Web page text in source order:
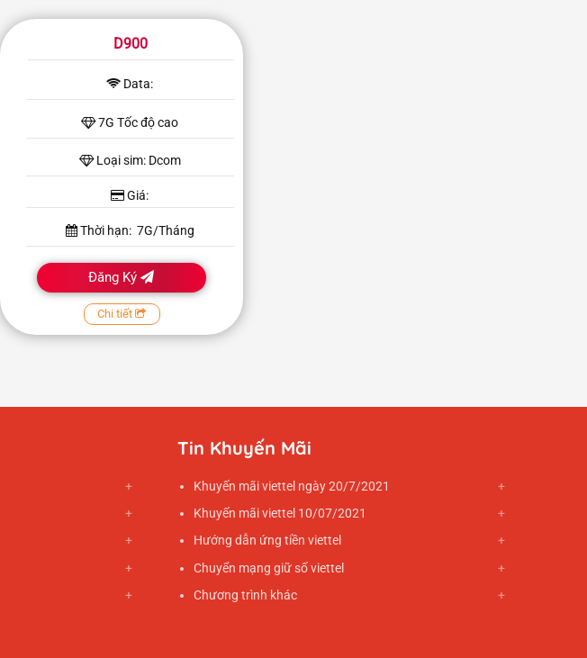
D900
Data:
7G Tốc độ cao
Loại sim: Dcom
Giá:
Thời hạn: 7G/Tháng
Đăng Ký
Chi tiết
Tin Khuyến Mãi
Khuyến mãi viettel ngày 20/7/2021
Khuyến mãi viettel 10/07/2021
Hướng dẫn ứng tiền viettel
Chuyển mạng giữ số viettel
Chương trình khác